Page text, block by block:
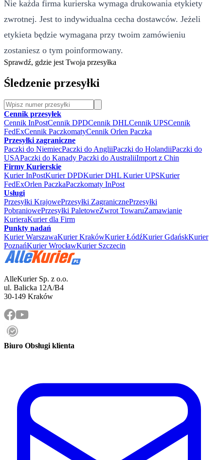
Nie każda firma kurierska wymaga drukowania etykiety
zwrotnej. Jest to indywidualna cecha dostawców. Jeżeli
etykieta będzie wymagana przy twoim zamówieniu
zostaniesz o tym poinformowany.
Sprawdź, gdzie jest Twoja przesyłka
Śledzenie przesyłki
Cennik przesyłek
Cennik InPostCennik DPDCennik DHLCennik UPSCennik
FedExCennik PaczkomatyCennik Orlen Paczka
Przesyłki zagraniczne
Paczki do NiemiecPaczki do AngliiPaczki do HolandiiPaczki do
USAPaczki do Kanady Paczki do AustraliiImport z Chin
Firmy Kurierskie
Kurier InPostKurier DPDKurier DHL Kurier UPSKurier
FedExOrlen PaczkaPaczkomaty InPost
Usługi
Przesyłki KrajowePrzesyłki ZagranicznePrzesyłki
PobraniowePrzesyłki PaletoweZwrot TowaruZamawianie
KurieraKurier dla Firm
Punkty nadań
Kurier WarszawaKurier KrakówKurier ŁódźKurier GdańskKurier
PoznańKurier WrocławKurier Szczecin
AlleKurier Sp. z o.o.
ul. Balicka 12A/B4
30-149 Kraków
Biuro Obsługi klienta